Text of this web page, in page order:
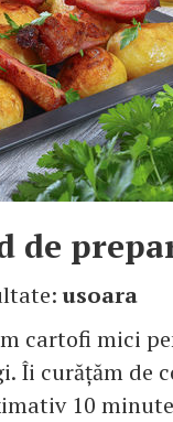
de
usoara
cartofi mici
Îi curăţăm de
10